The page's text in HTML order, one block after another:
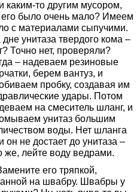
каким-то другим мусором,
его было очень мало? Имеем
с материалами сыпучими.
дне унитаза твердого кома –
Точно нет, проверяли?
– надеваем резиновые
берем вантуз, и
пробку, создавая им
удары. Потом
на смеситель шланг, и
унитаз большим
воды. Нет шланга
он не достает до унитаза –
же, лейте воду ведрами.
его тряпкой,
на швабру. Швабры у